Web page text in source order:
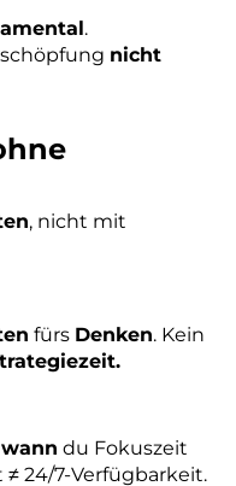
.
nicht
, nicht mit
fürs Denken. Kein
wann du Fokuszeit
24/7-Verfügbarkeit.